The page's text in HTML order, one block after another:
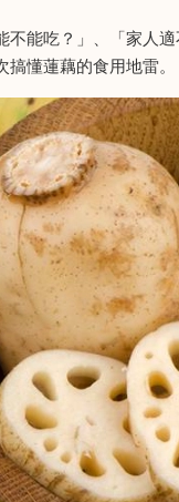
能吃？」、「家人
懂蓮藕的食用地雷。